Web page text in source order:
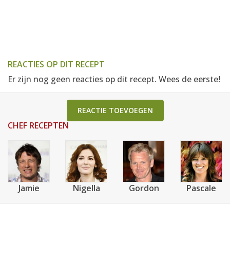
REACTIES OP DIT RECEPT
Er zijn nog geen reacties op dit recept. Wees de eerste!
REACTIE TOEVOEGEN
CHEF RECEPTEN
Jamie Nigella Gordon Pascale